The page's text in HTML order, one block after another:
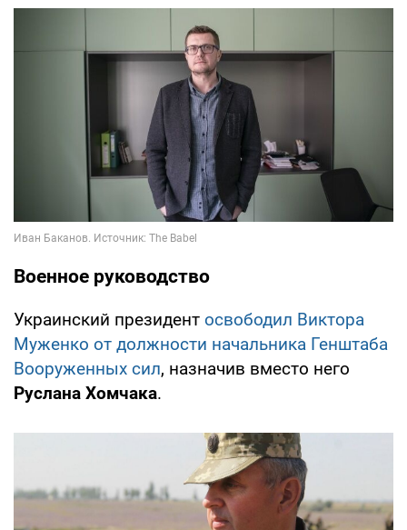
Военное руководство
Украинский президент освободил Виктора
Муженко от должности начальника Генштаба
Вооруженных сил, назначив вместо него
Руслана Хомчака.